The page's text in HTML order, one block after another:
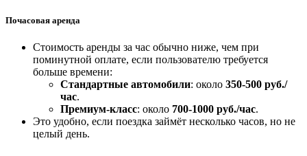
Почасовая аренда
Стоимость аренды за час обычно ниже, чем при
поминутной оплате, если пользователю требуется
больше времени:
Стандартные автомобили: около 350-500 руб./
час.
Премиум-класс: около 700-1000 руб./час.
Это удобно, если поездка займёт несколько часов, но не
целый день.